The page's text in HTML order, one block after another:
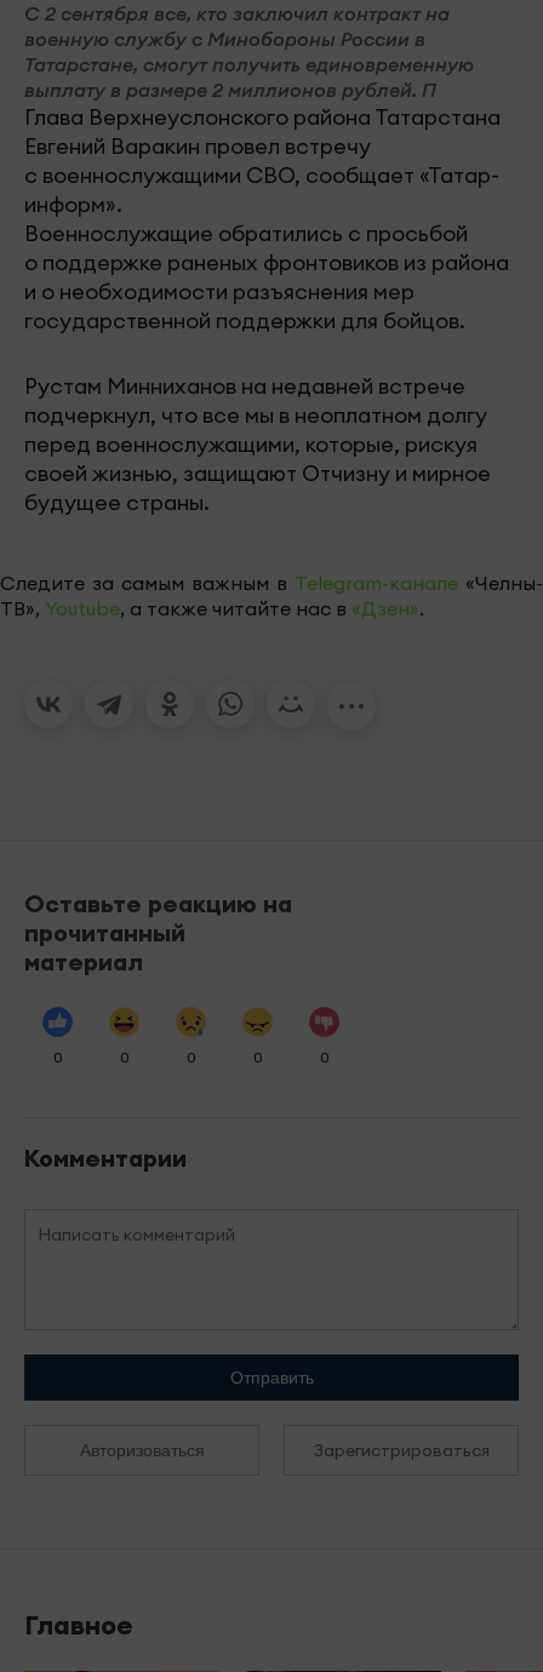
С 2 сентября все, кто заключил контракт на
военную службу с Минобороны России в
Татарстане, смогут получить единовременную
выплату в размере 2 миллионов рублей. П
Глава Верхнеуслонского района Татарстана
Евгений Варакин провел встречу
с военнослужащими СВО, сообщает «Татар-
информ».
Военнослужащие обратились с просьбой
о поддержке раненых фронтовиков из района
и о необходимости разъяснения мер
государственной поддержки для бойцов.
Рустам Минниханов на недавней встрече
подчеркнул, что все мы в неоплатном долгу
перед военнослужащими, которые, рискуя
своей жизнью, защищают Отчизну и мирное
будущее страны.
Следите за самым важным в Telegram-канале «Челны-
ТВ», Youtube, а также читайте нас в «Дзен».
Оставьте реакцию на
прочитанный
материал
0 0 0 0 0
Комментарии
Отправить
Авторизоваться Зарегистрироваться
Главное